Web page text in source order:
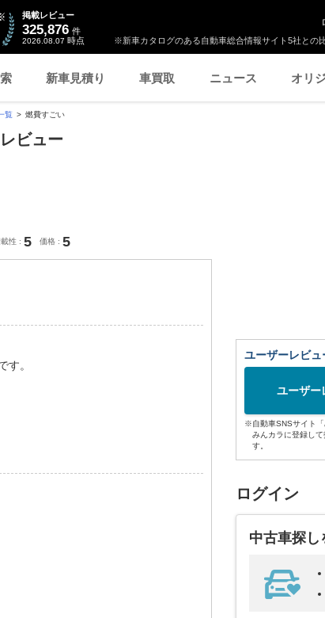
※新車カタログのある自動車総合情報サイト5社との
掲載レビュー
325,876 件
2026.08.07 時点
新車見積り 車買取 ニュース オリ
覧 燃費すごい
ビュー
性 5 価格 5
す。
ユーザーレビュ
ユーザー
※自動車SNSサイト「
みんカラに登録し
す。
ログイン
中古車探し